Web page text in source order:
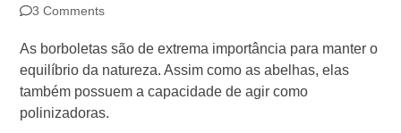
3 Comments
As borboletas são de extrema importância para manter o
equilíbrio da natureza. Assim como as abelhas, elas
também possuem a capacidade de agir como
polinizadoras.